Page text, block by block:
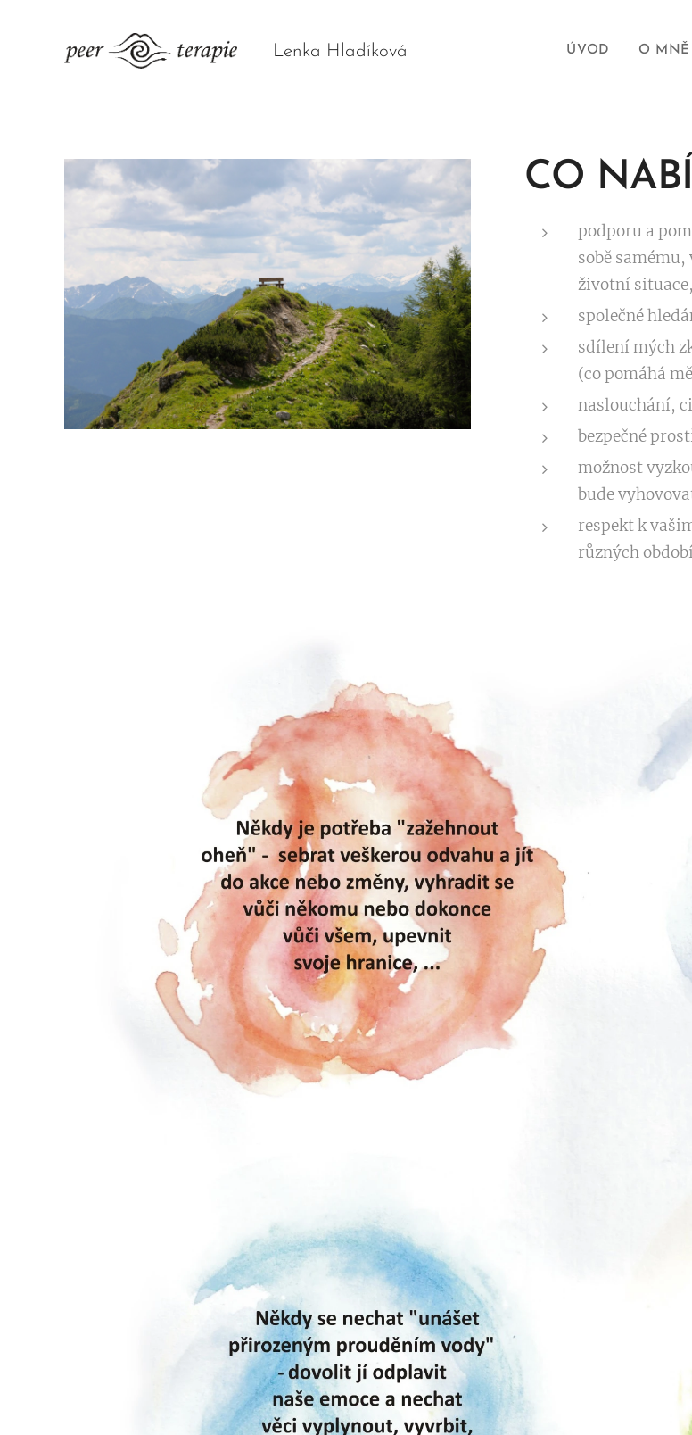
Lenka Hladíková ÚVOD O MNĚ
CO
podporu a
sobě
životní
společné
sdílení mých
(co pomáhá
naslouchání,
bezpečné
možnost
bude
respekt k
různých